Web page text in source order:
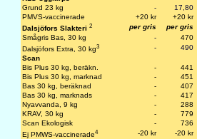
Grund 23 kg
-
17,80
PMVS-vaccinerade
+20 kr
+20 kr
Dalsjöfors Slakteri 2 per gris
per gris
Smågris Bas, 30 kg
-
470
Dalsjöfors Extra, 30 kg3 -
490
Scan
Bis Plus 30 kg, beräkn.
-
441
Bis Plus 30 kg, marknad
-
451
Bas 30 kg, beräknad
-
407
Bas 30 kg, marknads
-
417
Nyavvanda, 9 kg
-
288
KRAV, 30 kg
-
779
Scan Ekologisk
-
736
Ej PMWS-vaccinerade4 -20 kr
-20 kr